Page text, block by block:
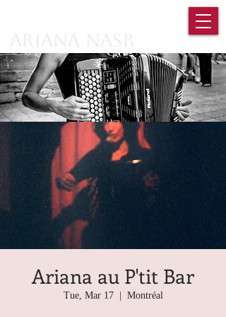
Ariana Nasr
Ariana au P'tit Bar
Tue, Mar 17
  |
Montréal